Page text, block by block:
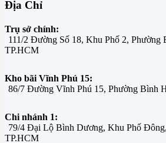
Địa Chỉ
Trụ sở chính:
111/2 Đường Số 18, Khu Phố 2, Phường
TP.HCM
Kho bãi Vĩnh Phú 15:
86/7 Đường Vĩnh Phú 15, Phường Bình
Chi nhánh 1:
79/4 Đại Lộ Bình Dương, Khu Phố
TP.HCM